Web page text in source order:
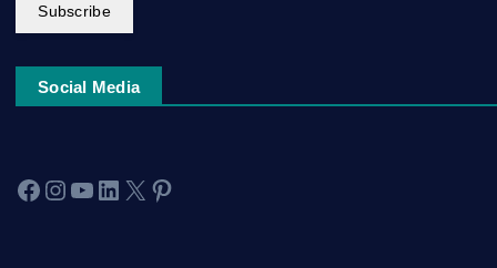
Subscribe
Social Media
Facebook Instagram YouTube LinkedIn X Pinterest